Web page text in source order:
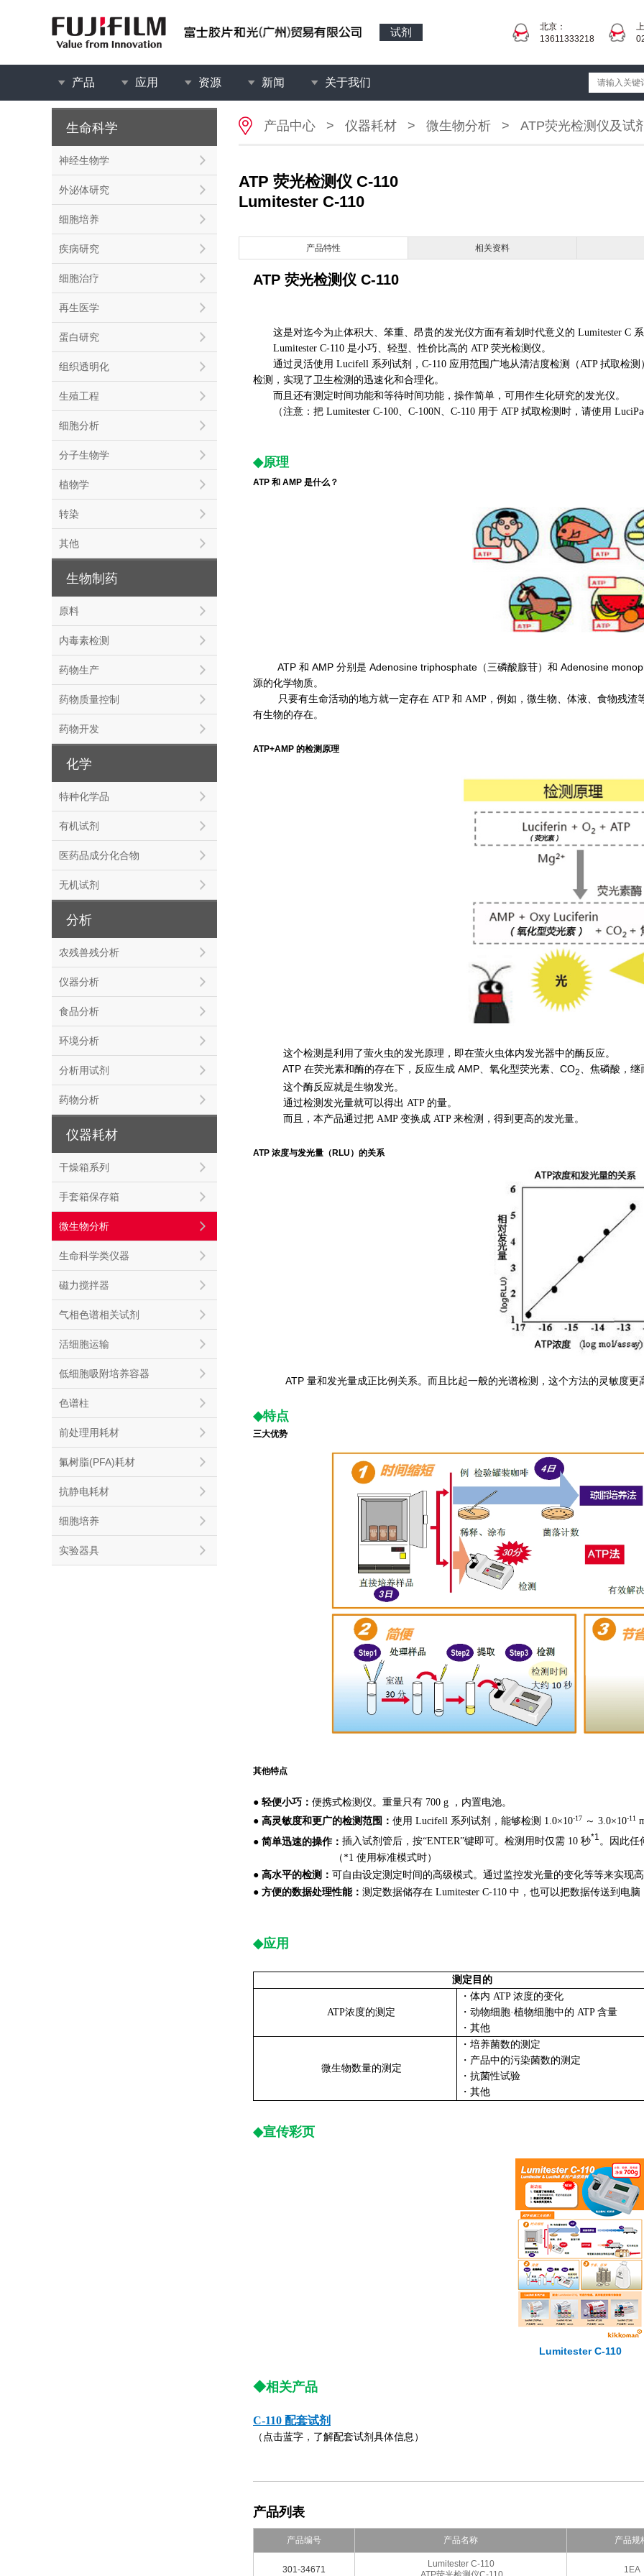
试剂
北京：
13611333218
产品 应用 资源 新闻 关于我们
生命科学
神经生物学
外泌体研究
细胞培养
疾病研究
细胞治疗
再生医学
蛋白研究
组织透明化
生殖工程
细胞分析
分子生物学
植物学
转染
其他
生物制药
原料
内毒素检测
药物生产
药物质量控制
药物开发
化学
特种化学品
有机试剂
医药品成分化合物
无机试剂
分析
农残兽残分析
仪器分析
食品分析
环境分析
分析用试剂
药物分析
仪器耗材
干燥箱系列
手套箱保存箱
微生物分析
生命科学类仪器
磁力搅拌器
气相色谱相关试剂
活细胞运输
低细胞吸附培养容器
色谱柱
前处理用耗材
氟树脂(PFA)耗材
抗静电耗材
细胞培养
实验器具
产品中心 > 仪器耗材 > 微生物分析 > ATP荧光检测仪及试
ATP 荧光检测仪 C-110
Lumitester C-110
产品特性 相关资料
ATP 荧光检测仪 C-110
这是对迄今为止体积大、笨重、昂贵的发光仪方面有着划时代意义的 Lumitester C
Lumitester C-110 是小巧、轻型、性价比高的 ATP 荧光检测仪。
通过灵活使用 Lucifell 系列试剂，C-110 应用范围广地从清洁度检测（ATP 拭取检测
检测，实现了卫生检测的迅速化和合理化。
而且还有测定时间功能和等待时间功能，操作简单，可用作生化研究的发光仪。
（注意：把 Lumitester C-100、C-100N、C-110 用于 ATP 拭取检测时，请使用
◆原理
ATP 和 AMP 是什么？
ATP 和 AMP 分别是 Adenosine triphosphate（三磷酸腺苷）和 Adenosine
源的化学物质。
只要有生命活动的地方就一定存在 ATP 和 AMP，例如，微生物、体液、食物残渣
有生物的存在。
ATP+AMP 的检测原理
这个检测是利用了萤火虫的发光原理，即在萤火虫体内发光器中的酶反应。
ATP 在荧光素和酶的存在下，反应生成 AMP、氧化型荧光素、CO2 、焦磷酸，
这个酶反应就是生物发光。
通过检测发光量就可以得出 ATP 的量。
而且，本产品通过把 AMP 变换成 ATP 来检测，得到更高的发光量。
ATP 浓度与发光量（RLU）的关系
ATP 量和发光量成正比例关系。而且比起一般的光谱检测，这个方法的灵敏度更
◆特点
三大优势
其他特点
● 轻便小巧： 便携式检测仪。重量只有 700 g ，内置电池。
● 高灵敏度和更广的检测范围： 使用 Lucifell 系列试剂，能够检测 1.0×10-17 ～ 3.0×10-11
● 简单迅速的操作： 插入试剂管后，按“ENTER”键即可。检测用时仅需 10 秒*1。因此任
（*1 使用标准模式时）
● 高水平的检测： 可自由设定测定时间的高级模式。通过监控发光量的变化等等来实现
● 方便的数据处理性能： 测定数据储存在 Lumitester C-110 中，也可以把数据传送到电
◆应用
测定目的
ATP浓度的测定
・体内 ATP 浓度的变化
・动物细胞·植物细胞中的 ATP 含量
・其他
微生物数量的测定
・培养菌数的测定
・产品中的污染菌数的测定
・抗菌性试验
・其他
◆宣传彩页
Lumitester C-110
◆相关产品
C-110 配套试剂
（点击蓝字，了解配套试剂具体信息）
产品列表
产品编号 产品名称 产品规
301-34671
Lumitester C-110
1EA